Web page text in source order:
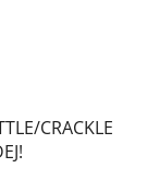
CRACKLE